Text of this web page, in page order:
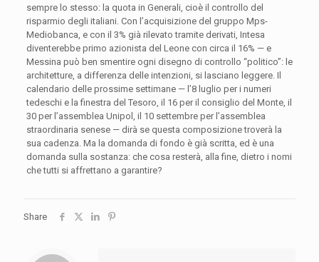
sempre lo stesso: la quota in Generali, cioè il controllo del
risparmio degli italiani. Con l’acquisizione del gruppo Mps-
Mediobanca, e con il 3% già rilevato tramite derivati, Intesa
diventerebbe primo azionista del Leone con circa il 16% — e
Messina può ben smentire ogni disegno di controllo “politico”: le
architetture, a differenza delle intenzioni, si lasciano leggere. Il
calendario delle prossime settimane — l’8 luglio per i numeri
tedeschi e la finestra del Tesoro, il 16 per il consiglio del Monte, il
30 per l’assemblea Unipol, il 10 settembre per l’assemblea
straordinaria senese — dirà se questa composizione troverà la
sua cadenza. Ma la domanda di fondo è già scritta, ed è una
domanda sulla sostanza: che cosa resterà, alla fine, dietro i nomi
che tutti si affrettano a garantire?
Share